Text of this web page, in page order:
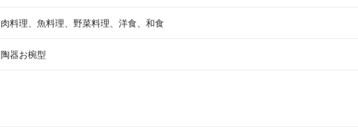
肉料理、魚料理、野菜料理、洋食、和食
陶器お椀型